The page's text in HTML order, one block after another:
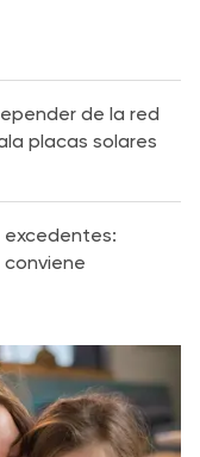
de la red
placas solares